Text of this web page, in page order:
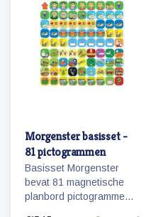
Morgenster basisset -
81 pictogrammen
Basisset Morgenster
bevat 81 magnetische
planbord pictogrammen